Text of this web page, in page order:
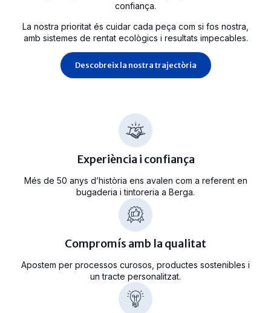
confiança.
La nostra prioritat és cuidar cada peça com si fos nostra,
amb sistemes de rentat ecològics i resultats impecables.
Descobreix la nostra trajectòria
Experiència i confiança
Més de 50 anys d’història ens avalen com a referent en
bugaderia i tintoreria a Berga.
Compromís amb la qualitat
Apostem per processos curosos, productes sostenibles i
un tracte personalitzat.